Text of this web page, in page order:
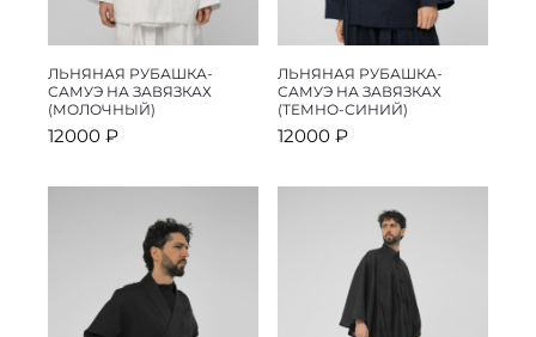
ЛЬНЯНАЯ РУБАШКА-
САМУЭ НА ЗАВЯЗКАХ
(МОЛОЧНЫЙ)
12000 ₽
ЛЬНЯНАЯ РУБАШКА-
САМУЭ НА ЗАВЯЗКАХ
(ТЕМНО-СИНИЙ)
12000 ₽